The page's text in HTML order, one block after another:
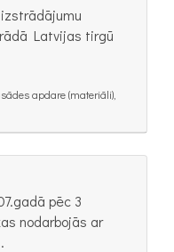
Latvijas tirgū
apdare (materiāli),
pēc 3
nodarbojās ar